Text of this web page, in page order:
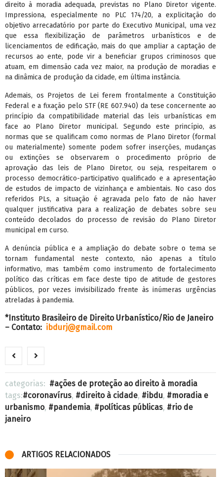
direito à moradia adequada, previstas no Plano Diretor vigente.
Impressiona, especialmente no PLC 174/20, a explicitação do
objetivo arrecadatório por parte do Executivo Municipal, uma vez
que essa flexibilização de parâmetros urbanísticos e de
licenciamentos de edificação, mais do que ampliar a captação de
recursos ao ente, pode vir a beneficiar grupos criminosos que
atuam, em dimensão cada vez maior, na produção de moradias e
na dinâmica de produção da cidade, em última instância.
Ademais, os Projetos de Lei ferem frontalmente a Constituição
Federal e a fixação pelo STF (RE 607.940) da tese concernente ao
princípio da compatibilidade material das leis urbanísticas em
face ao Plano Diretor municipal. Segundo este princípio, as
normas que se qualificam como normas de Plano Diretor (formal
ou materialmente) somente podem sofrer inserções, mudanças
ou extinções se observarem o procedimento próprio de
aprovação das leis de Plano Diretor, ou seja, respeitarem o
processo democrático-participativo qualificado e a apresentação
de estudos de impacto de vizinhança e ambientais. No caso dos
referidos PLs, a situação é agravada pelo fato de não haver
qualquer justificativa para a realização de debates sobre seu
conteúdo decolados do processo de revisão do Plano Diretor
municipal em curso.
A denúncia pública e a ampliação do debate sobre o tema se
tornam fundamental neste contexto, não apenas a título
informativo, mas também como instrumento de fortalecimento
político das críticas em face deste tipo de atitude de gestores
públicos, por vezes invisibilizado frente às inúmeras urgências
atreladas à pandemia.
*Instituto Brasileiro de Direito Urbanístico/Rio de Janeiro
– Contato: ibdurj@gmail.com
categorias:
ações de proteção ao direito à moradia
tags:
coronavírus, direito à cidade, ibdu,
moradia e
urbanismo, pandemia, políticas públicas,
rio de
janeiro
ARTIGOS RELACIONADOS